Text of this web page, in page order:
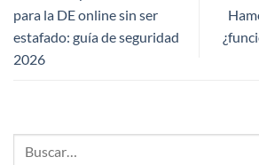
para la DE online sin ser
estafado: guía de seguridad
2026